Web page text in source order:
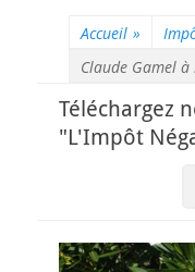
Accueil »
Claude Gamel à
Téléchargez
"L'Impôt